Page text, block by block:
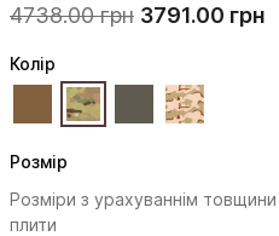
4738.00 грн 3791.00 грн
Колiр
Розмір
Розміри з урахуваннім товщини
плити